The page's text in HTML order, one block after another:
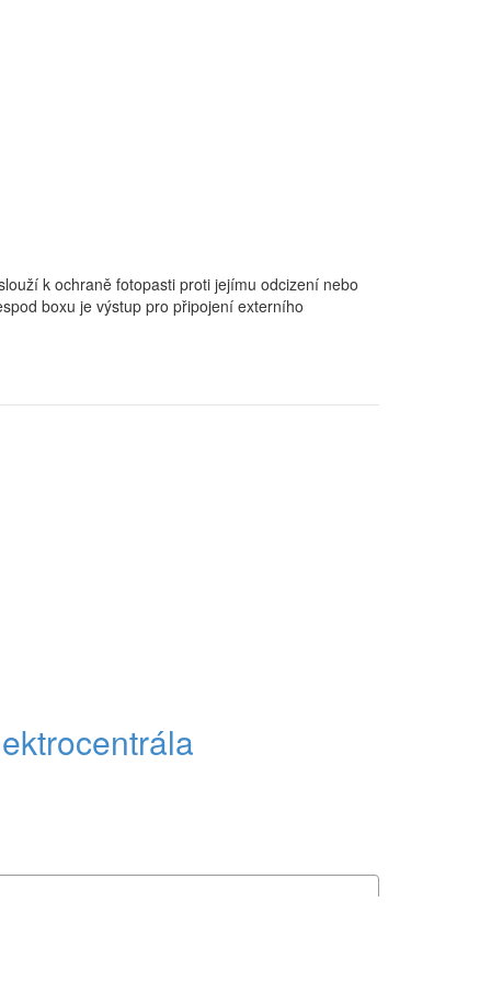
k ochraně fotopasti proti jejímu odcizení nebo
boxu je výstup pro připojení externího